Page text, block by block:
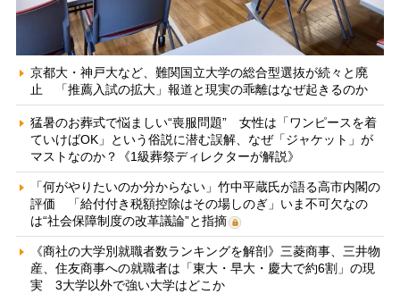
京都大・神戸大など、難関国立大学の総合型選抜が続々と廃
止 「推薦入試の拡大」報道と現実の乖離はなぜ起きるのか
猛暑のお葬式で悩ましい“喪服問題” 女性は「ワンピースを着
ていけばOK」という俗説に潜む誤解、なぜ「ジャケット」が
マストなのか？《1級葬祭ディレクターが解説》
「何がやりたいのか分からない」竹中平蔵氏が語る高市内閣の
評価 「給付付き税額控除はその場しのぎ」いま不可欠なの
は“社会保障制度の改革議論”と指摘
《商社の大学別就職者数ランキングを解剖》三菱商事、三井物
産、住友商事への就職者は「東大・早大・慶大で約6割」の現
実 3大学以外で強い大学はどこか